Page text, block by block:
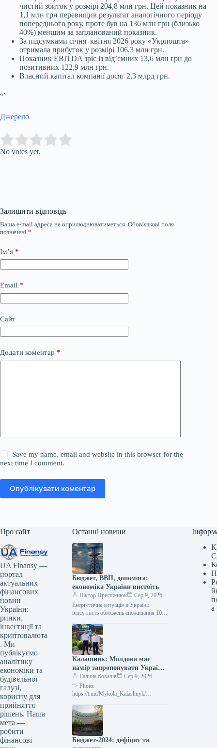
чистий збиток у розмірі 204,8 млн грн. Цей показник на
1,1 млн грн перевищив результат аналогічного періоду
попереднього року, проте був на 136 млн грн (близько
40%) меншим за запланований показник.
За підсумками січня–квітня 2026 року «Укрпошта»
отримала прибуток у розмірі 106,3 млн грн.
Показник EBITDA зріс із від’ємних 13,6 млн грн до
позитивних 122,9 млн грн.
Власний капітал компанії досяг 2,3 млрд грн.
“`
Джерело
Rate this item:
No votes yet.
Залишити відповідь
Ваша e-mail адреса не оприлюднюватиметься. Обов’язкові поля
позначені *
Ім’я *
Email *
Сайт
Додати коментар *
Save my name, email and website in this browser for the
next time I comment.
Опублікувати коментар
Про сайт
UA Finansy —
портал
актуальних
фінансових
новин
України:
ринки,
інвестиції та
криптовалюта
. Ми
публікуємо
аналітику
економіки та
будівельної
галузі,
корисну для
прийняття
рішень. Наша
мета —
робити
фінансові
Останні новини
Бюджет, ВВП, допомога:
економіка України вистоїть
Віктор Присяжнюк
Сер 9, 2026
Енергетична ситуація в Україні:
відсутність обмежень споживання 10
Україні не передбачається жодних
обмежень у…
Калашник: Молдова має
намір запропонувати Україні
20 локомотивів
Галина Ковалів
Сер 9, 2026
“> Photo:
https://t.me/Mykola_Kalashnyk/
regarding the potential transfer of 20
locomotives to Ukraine. Additionally, the
parties are
Бюджет-2024: дефіцит та
а